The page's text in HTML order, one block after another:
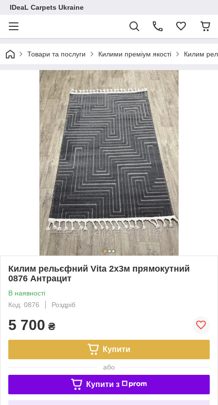
IDeaL Carpets Ukraine
Товари та послуги Килими преміум якості Килим
Килим рельєфний Vita 2х3м прямокутний
0876 Антрацит
В наявності
Код: 0876
Роздріб
5 700 ₴
Купити
або
Купити з